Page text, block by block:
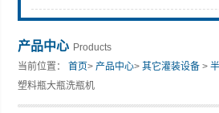
产品中心 Products
当前位置：首页>产品中心>其它灌装设备 >
塑料瓶大瓶洗瓶机